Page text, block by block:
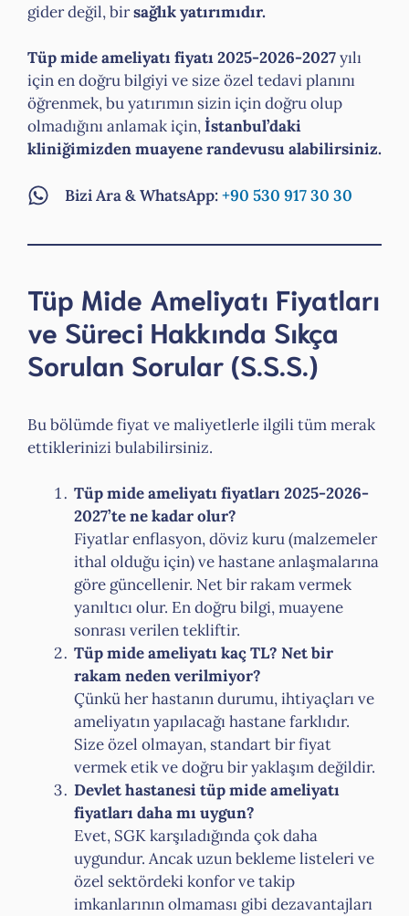
gider değil, birsağlık yatırımıdır.
Tüp mide ameliyatı fiyatı 2025-2026-2027yılı
için en doğru bilgiyi ve size özel tedavi planını
öğrenmek, bu yatırımın sizin için doğru olup
olmadığını anlamak için,İstanbul’daki
kliniğimizden muayene randevusu alabilirsiniz.
Bizi Ara & WhatsApp:+90 530 917 30 30
Tüp Mide Ameliyatı Fiyatları
ve Süreci Hakkında Sıkça
Sorulan Sorular (S.S.S.)
Bu bölümde fiyat ve maliyetlerle ilgili tüm merak
ettiklerinizi bulabilirsiniz.
Tüp mide ameliyatı fiyatları 2025-2026-
2027’te ne kadar olur?
Fiyatlar enflasyon, döviz kuru (malzemeler
ithal olduğu için) ve hastane anlaşmalarına
göre güncellenir. Net bir rakam vermek
yanıltıcı olur. En doğru bilgi, muayene
sonrası verilen tekliftir.
Tüp mide ameliyatı kaç TL? Net bir
rakam neden verilmiyor?
Çünkü her hastanın durumu, ihtiyaçları ve
ameliyatın yapılacağı hastane farklıdır.
Size özel olmayan, standart bir fiyat
vermek etik ve doğru bir yaklaşım değildir.
Devlet hastanesi tüp mide ameliyatı
fiyatları daha mı uygun?
Evet, SGK karşıladığında çok daha
uygundur. Ancak uzun bekleme listeleri ve
özel sektördeki konfor ve takip
imkanlarının olmaması gibi dezavantajları